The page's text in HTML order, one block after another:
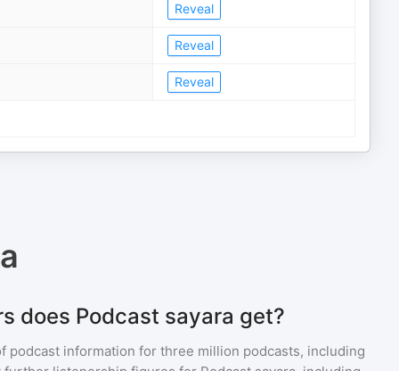
Reveal
Reveal
Reveal
does Podcast sayara get?
podcast information for three million podcasts, including